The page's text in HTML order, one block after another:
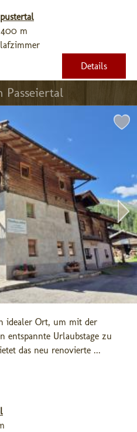
m
Details
Passeiertal
idealer Ort, um mit der
entspannte Urlaubstage zu
das neu renovierte ...